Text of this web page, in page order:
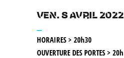
VEN. 8 AVRIL 2022
HORAIRES > 20h30
OUVERTURE DES PORTES > 20h